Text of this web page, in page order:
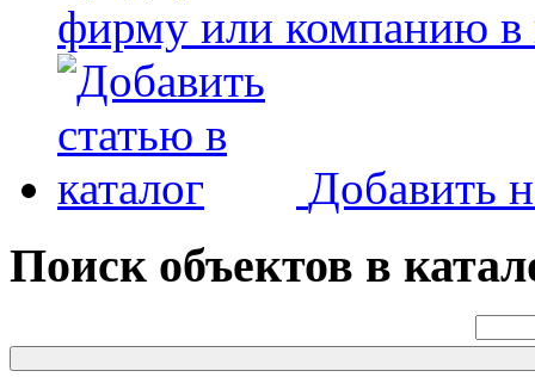
фирму или компанию в
Добавить
Поиск объектов в